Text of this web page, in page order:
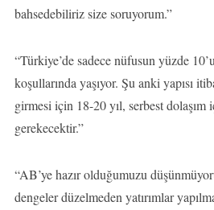
bahsedebiliriz size soruyorum.”
“Türkiye’de sadece nüfusun yüzde
koşullarında yaşıyor. Şu anki yapısı
girmesi için 18-20 yıl, serbest dolaşım
gerekecektir.”
“AB’ye hazır olduğumuzu
dengeler düzelmeden yatırımlar